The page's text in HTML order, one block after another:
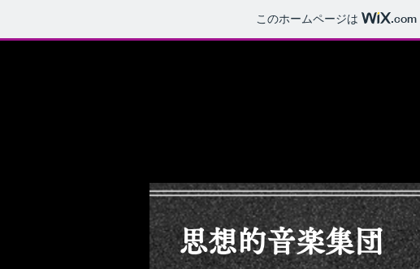
このホームページは .com
思想的音楽集団